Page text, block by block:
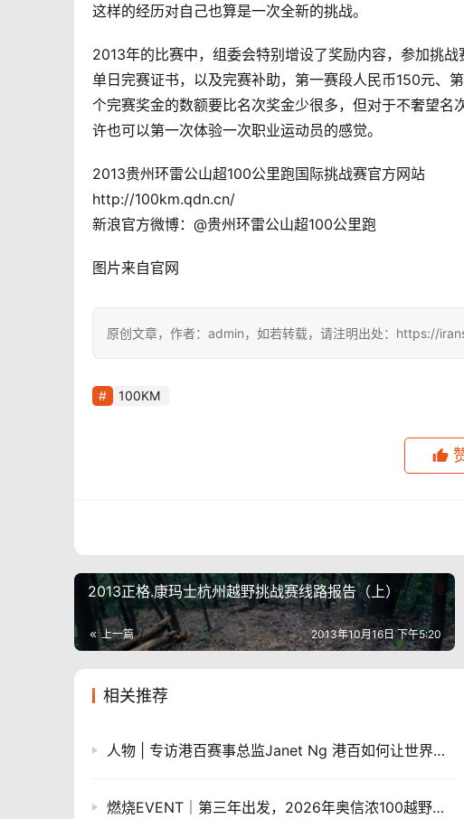
这样的经历对自己也算是一次全新的挑战。
2013年的比赛中，组委会特别增设了奖励内容，参加挑
单日完赛证书，以及完赛补助，第一赛段人民币150元、
个完赛奖金的数额要比名次奖金少很多，但对于不奢望
许也可以第一次体验一次职业运动员的感觉。
2013贵州环雷公山超100公里跑国际挑战赛官方网站
http://100km.qdn.cn/
新浪官方微博：@贵州环雷公山超100公里跑
图片来自官网
原创文章，作者：admin，如若转载，请注明出处：https://
100KM
2013正格.康玛士杭州越野挑战赛线路报告（上）
上一篇 2013年10月16日 下午5:20
相关推荐
人物 | 专访港百赛事总监Janet Ng 港百如何让世界变小
燃烧EVENT｜第三年出发，2026年奥信浓100越野赛招募